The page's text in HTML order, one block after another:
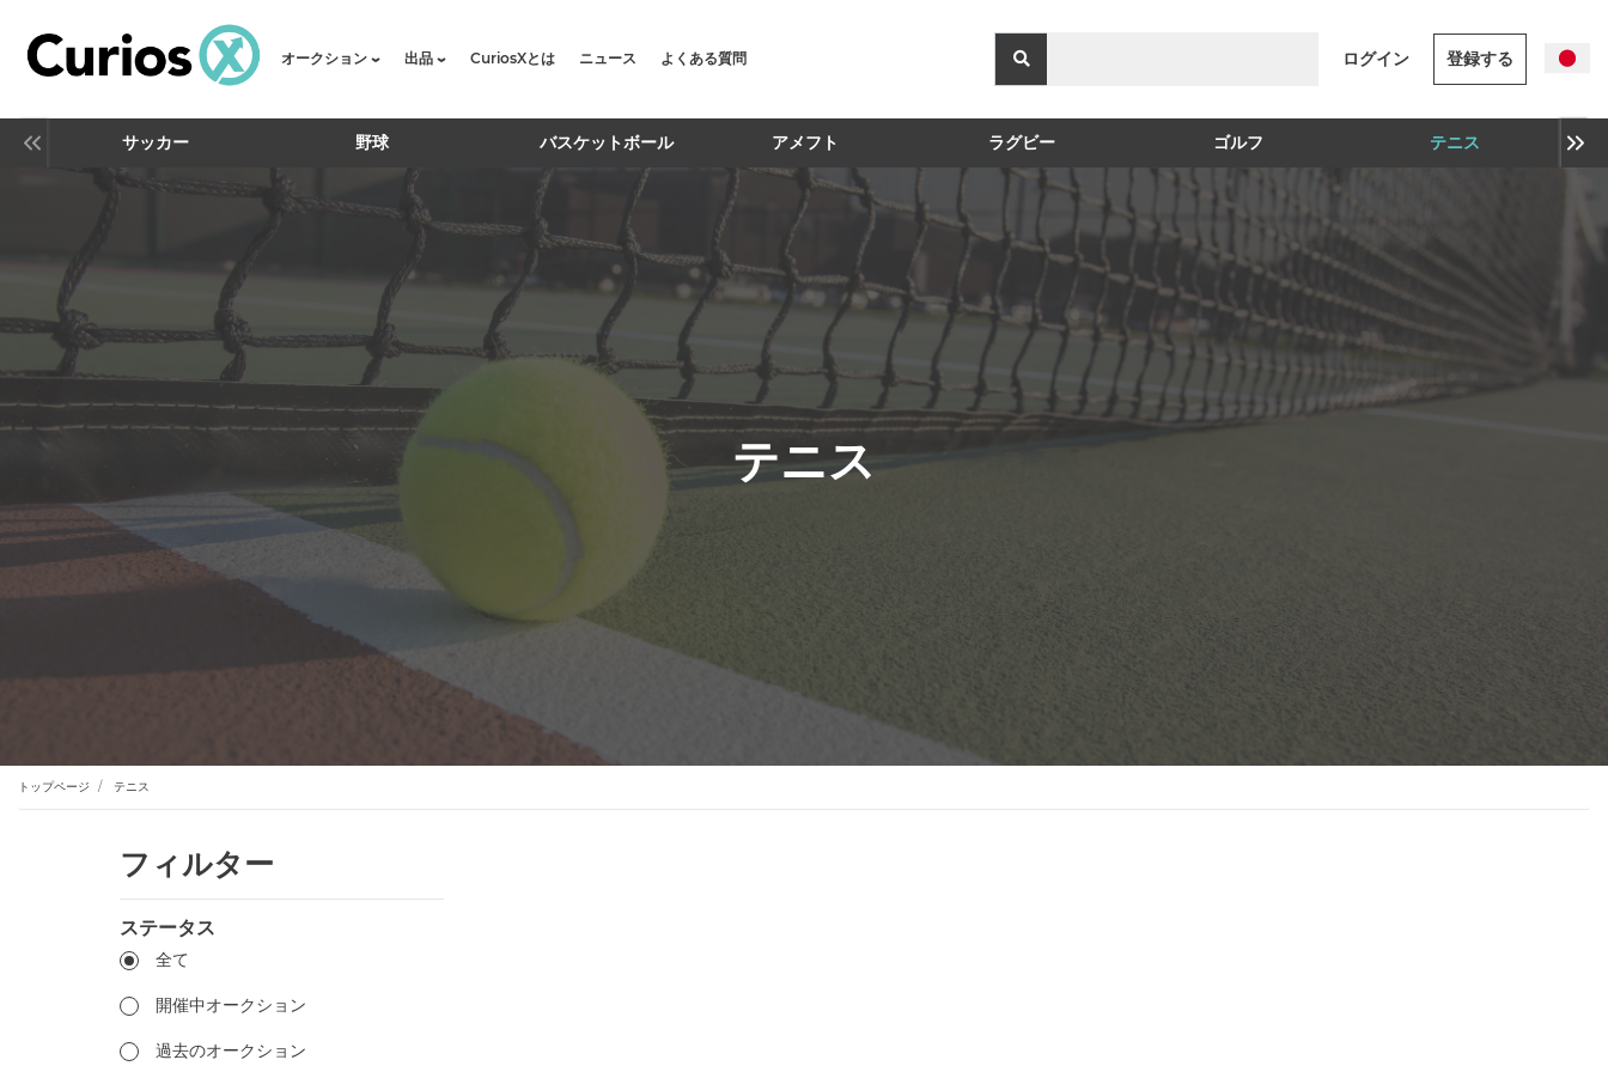
オークション 出品 CuriosXとは ニュース よくある質問 ログイン 登録する
サッカー 野球 バスケットボール アメフト ラグビー ゴルフ テニス
テニス
トップページ テニス
フィルター
ステータス
全て
開催中オークション
過去のオークション